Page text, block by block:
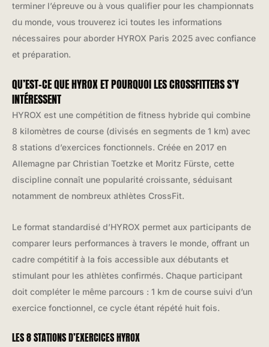
terminer l’épreuve ou à vous qualifier pour les championnats
du monde, vous trouverez ici toutes les informations
nécessaires pour aborder HYROX Paris 2025 avec confiance
et préparation.
QU’EST-CE QUE HYROX ET POURQUOI LES CROSSFITTERS S’Y
INTÉRESSENT
HYROX est une compétition de fitness hybride qui combine
8 kilomètres de course (divisés en segments de 1 km) avec
8 stations d’exercices fonctionnels. Créée en 2017 en
Allemagne par Christian Toetzke et Moritz Fürste, cette
discipline connaît une popularité croissante, séduisant
notamment de nombreux athlètes CrossFit.
Le format standardisé d’HYROX permet aux participants de
comparer leurs performances à travers le monde, offrant un
cadre compétitif à la fois accessible aux débutants et
stimulant pour les athlètes confirmés. Chaque participant
doit compléter le même parcours : 1 km de course suivi d’un
exercice fonctionnel, ce cycle étant répété huit fois.
LES 8 STATIONS D’EXERCICES HYROX